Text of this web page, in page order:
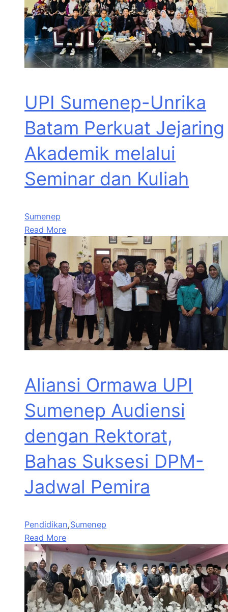
UPI Sumenep-Unrika
Batam Perkuat Jejaring
Akademik melalui
Seminar dan Kuliah
Sumenep
Read More
Aliansi Ormawa UPI
Sumenep Audiensi
dengan Rektorat,
Bahas Suksesi DPM-
Jadwal Pemira
Pendidikan,Sumenep
Read More